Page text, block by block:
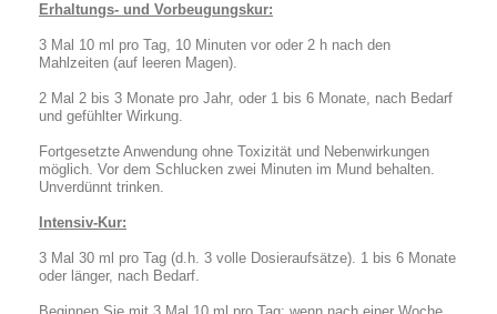
Erhaltungs- und Vorbeugungskur:
3 Mal 10 ml pro Tag, 10 Minuten vor oder 2 h nach den
Mahlzeiten (auf leeren Magen).
2 Mal 2 bis 3 Monate pro Jahr, oder 1 bis 6 Monate, nach Bedarf
und gefühlter Wirkung.
Fortgesetzte Anwendung ohne Toxizität und Nebenwirkungen
möglich. Vor dem Schlucken zwei Minuten im Mund behalten.
Unverdünnt trinken.
Intensiv-Kur:
3 Mal 30 ml pro Tag (d.h. 3 volle Dosieraufsätze). 1 bis 6 Monate
oder länger, nach Bedarf.